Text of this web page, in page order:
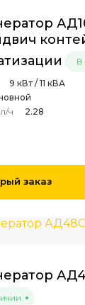
В
9 кВт / 11 кВА
ч
2.28
заказ